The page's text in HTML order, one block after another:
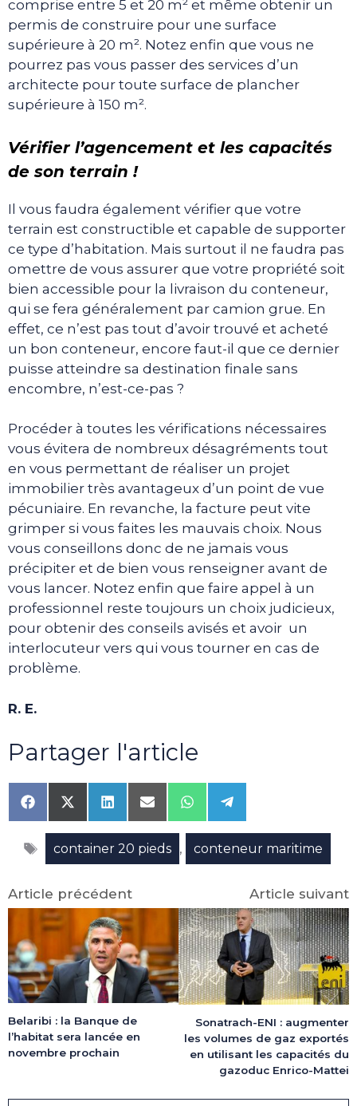
comprise entre 5 et 20 m² et même obtenir un
permis de construire pour une surface
supérieure à 20 m². Notez enfin que vous ne
pourrez pas vous passer des services d’un
architecte pour toute surface de plancher
supérieure à 150 m².
Vérifier l’agencement et les capacités
de son terrain !
Il vous faudra également vérifier que votre
terrain est constructible et capable de supporter
ce type d’habitation. Mais surtout il ne faudra pas
omettre de vous assurer que votre propriété soit
bien accessible pour la livraison du conteneur,
qui se fera généralement par camion grue. En
effet, ce n’est pas tout d’avoir trouvé et acheté
un bon conteneur, encore faut-il que ce dernier
puisse atteindre sa destination finale sans
encombre, n’est-ce-pas ?
Procéder à toutes les vérifications nécessaires
vous évitera de nombreux désagréments tout
en vous permettant de réaliser un projet
immobilier très avantageux d’un point de vue
pécuniaire. En revanche, la facture peut vite
grimper si vous faites les mauvais choix. Nous
vous conseillons donc de ne jamais vous
précipiter et de bien vous renseigner avant de
vous lancer. Notez enfin que faire appel à un
professionnel reste toujours un choix judicieux,
pour obtenir des conseils avisés et avoir un
interlocuteur vers qui vous tourner en cas de
problème.
R. E.
Partager l'article
Share
on
Facebook
Share
on
X
(Twitter)
Share
on
LinkedIn
Share
on
Email
Share
on
WhatsApp
Share
on
Telegram
Étiquettes
container 20 pieds , conteneur maritime
Article précédent
Belaribi : la Banque de
l’habitat sera lancée en
novembre prochain
Article suivant
Sonatrach-ENI : augmenter
les volumes de gaz exportés
en utilisant les capacités du
gazoduc Enrico-Mattei